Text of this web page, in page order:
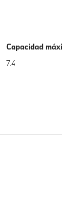
Capacidad
7.4